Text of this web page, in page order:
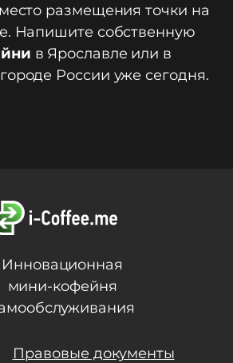
размещения точки на
Напишите собственную
в Ярославле или в
России уже сегодня.
Инновационная
мини-кофейня
Правовые документы